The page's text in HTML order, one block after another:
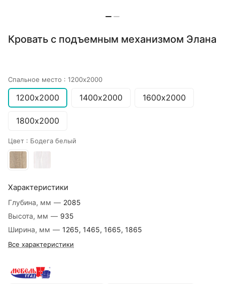
Кровать с подъемным механизмом Элана
Спальное место : 1200х2000
1200х2000 1400х2000 1600х2000
1800х2000
Цвет : Бодега белый
Характеристики
Глубина, мм — 2085
Высота, мм — 935
Ширина, мм — 1265, 1465, 1665, 1865
Все характеристики